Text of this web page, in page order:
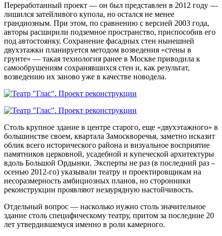
Переработанный проект — он был представлен в 2012 году —
лишился затейливого купола, но остался не менее
грандиозным. При этом, по сравнению с версией 2003 года,
авторы расширили подземное пространство, приспособив его
под автостоянку. Сохранение фасадных стен нынешней
двухэтажки планируется методом возведения «стены в
грунте» — такая технология ранее в Москве приводила к
самообрушениям сохранявшихся стен и, как результат,
возведению их заново уже в качестве новодела.
Столь крупное здание в центре старого, еще «двухэтажного» в
большинстве своем, квартала Замоскворечья, заметно исказит
облик всего исторического района и визуальное восприятие
памятников церковной, усадебной и купеческой архитектуры
вдоль Большой Ордынки. Эксперты не раз (в последний раз –
осенью 2012-го) указывали театру и проектировщикам на
несоразмерность амбициозных планов, но сторонники
реконструкции проявляют незаурядную настойчивость.
Отдельный вопрос — насколько нужно столь значительное
здание столь специфическому театру, притом за последние 20
лет утвердившемуся именно в роли камерного.